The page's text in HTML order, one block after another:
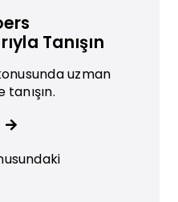
Tanışın
uzman